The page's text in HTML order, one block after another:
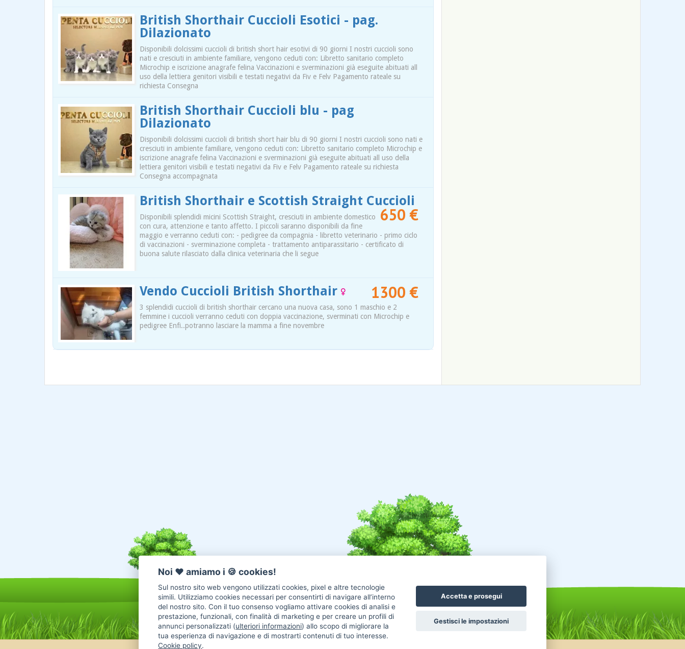
British Shorthair Cuccioli Esotici - pag.
Dilazionato
Disponibili dolcissimi cuccioli di british short hair esotivi di 90 giorni I nostri cuccioli sono
nati e cresciuti in ambiente familiare, vengono ceduti con: Libretto sanitario completo
Microchip e iscrizione anagrafe felina Vaccinazioni e sverminazioni già eseguite abituati all
uso della lettiera genitori visibili e testati negativi da Fiv e Felv Pagamento rateale su
richiesta Consegna
British Shorthair Cuccioli blu - pag
Dilazionato
Disponibili dolcissimi cuccioli di british short hair blu di 90 giorni I nostri cuccioli sono nati e
cresciuti in ambiente familiare, vengono ceduti con: Libretto sanitario completo Microchip e
iscrizione anagrafe felina Vaccinazioni e sverminazioni già eseguite abituati all uso della
lettiera genitori visibili e testati negativi da Fiv e Felv Pagamento rateale su richiesta
Consegna accompagnata
British Shorthair e Scottish Straight Cuccioli
650 €
Disponibili splendidi micini Scottish Straight, cresciuti in ambiente domestico
con cura, attenzione e tanto affetto. I piccoli saranno disponibili da fine
maggio e verranno ceduti con: - pedigree da compagnia - libretto veterinario - primo ciclo
di vaccinazioni - sverminazione completa - trattamento antiparassitario - certificato di
buona salute rilasciato dalla clinica veterinaria che li segue
Vendo Cuccioli British Shorthair 1300 €
3 splendidi cuccioli di british shorthair cercano una nuova casa, sono 1 maschio e 2
femmine i cuccioli verranno ceduti con doppia vaccinazione, sverminati con Microchip e
pedigree Enfi..potranno lasciare la mamma a fine novembre
Noi ♥️ amiamo i 🍪 cookies!
Sul nostro sito web vengono utilizzati cookies, pixel e altre tecnologie
simili. Utilizziamo cookies necessari per consentirti di navigare all’interno
del nostro sito. Con il tuo consenso vogliamo attivare cookies di analisi e
prestazione, funzionali, con finalità di marketing e per creare un profili di
annunci personalizzati (ulteriori informazioni) allo scopo di migliorare la
tua esperienza di navigazione e di mostrarti contenuti di tuo interesse.
Cookie policy.
Accetta e prosegui
Gestisci le impostazioni